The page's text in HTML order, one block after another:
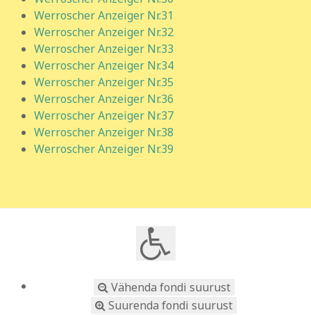
Werroscher Anzeiger Nr.31
Werroscher Anzeiger Nr.32
Werroscher Anzeiger Nr.33
Werroscher Anzeiger Nr.34
Werroscher Anzeiger Nr.35
Werroscher Anzeiger Nr.36
Werroscher Anzeiger Nr.37
Werroscher Anzeiger Nr.38
Werroscher Anzeiger Nr.39
Vähenda fondi suurust
Suurenda fondi suurust